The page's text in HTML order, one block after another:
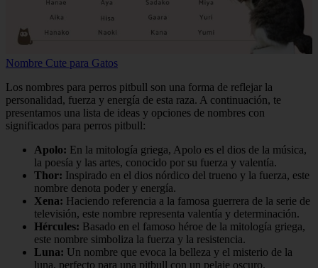
Nombre Cute para Gatos
Los nombres para perros pitbull son una forma de reflejar la
personalidad, fuerza y energía de esta raza. A continuación, te
presentamos una lista de ideas y opciones de nombres con
significados para perros pitbull:
Apolo: En la mitología griega, Apolo es el dios de la música,
la poesía y las artes, conocido por su fuerza y valentía.
Thor: Inspirado en el dios nórdico del trueno y la fuerza, este
nombre denota poder y energía.
Xena: Haciendo referencia a la famosa guerrera de la serie de
televisión, este nombre representa valentía y determinación.
Hércules: Basado en el famoso héroe de la mitología griega,
este nombre simboliza la fuerza y la resistencia.
Luna: Un nombre que evoca la belleza y el misterio de la
luna, perfecto para una pitbull con un pelaje oscuro.